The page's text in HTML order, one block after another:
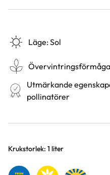
Läge:Sol
Övervintringsförmåga
Utmärkande
pollinatörer
Varianter
Krukstorlek: 1 liter